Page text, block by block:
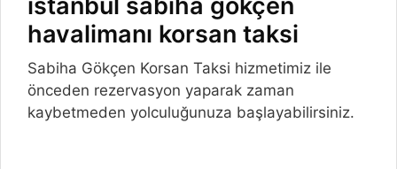
havalimanı korsan taksi
Sabiha Gökçen Korsan Taksi hizmetimiz ile
önceden rezervasyon yaparak zaman
kaybetmeden yolculuğunuza başlayabilirsiniz.